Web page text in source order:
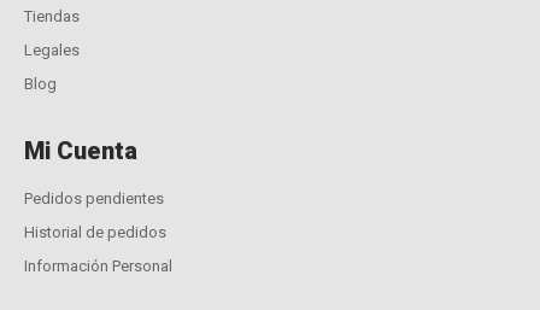
Tiendas
Legales
Blog
Mi Cuenta
Pedidos pendientes
Historial de pedidos
Información Personal